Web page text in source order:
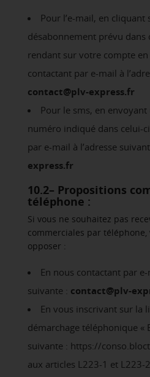
Pour l’e-mail, en cliquant
désabonnement prévu dans
rendant sur votre compte
contactant par e-mail à
contact@plv-express.fr
Pour le sms, en envoyant
numéro indiqué dans celui-
par e-mail à l’adresse
express.fr
10.2– Propositions
téléphone :
Si vous ne souhaitez pas
commerciales par téléphone,
opposer :
En nous contactant par e-
suivante : contact@plv-
En vous inscrivant sur la
démarchage téléphonique «
suivante : https://
aux articles L223-1 et L223-